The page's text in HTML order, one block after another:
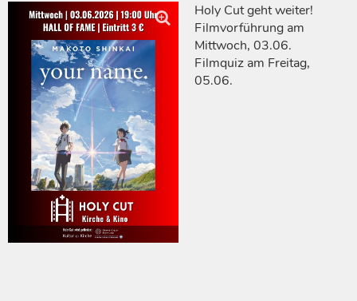
Holy Cut geht weiter!
Filmvorführung am
Mittwoch, 03.06.
Filmquiz am Freitag,
05.06.